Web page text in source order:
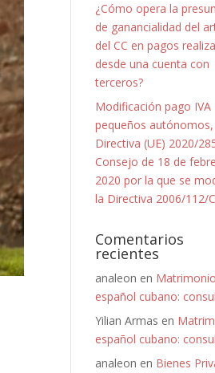
¿Cómo opera la
de ganancialidad del
del CC en pagos
desde una cuenta con
terceros?
Modificación pago IVA
pequeños autónomos,
Directiva (UE) 2020/
Consejo de 18 de
2020 por la que se
la Directiva 2006/112/
Comentarios
recientes
analeon en Matrimonio
español cubano:
Yilian Armas en
español cubano:
analeon en Bienes